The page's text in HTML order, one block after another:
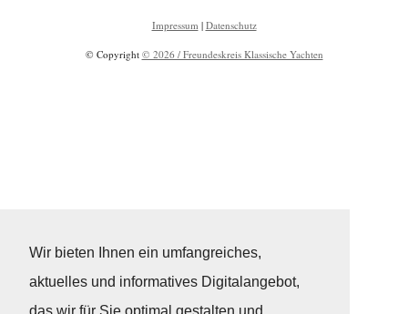
Wir bieten Ihnen ein umfangreiches,
aktuelles und informatives Digitalangebot,
Impressum | Datenschutz
© Copyright © 2026 / Freundeskreis Klassische Yachten